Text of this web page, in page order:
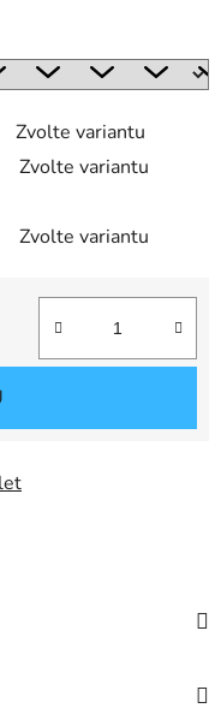
Zvolte variantu
Zvolte variantu
Zvolte variantu